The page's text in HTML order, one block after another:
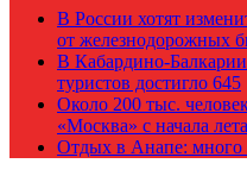
В России хотят
от железнодорожных
В Кабардино-
туристов достигло 645
Около 200 тыс.
«Москва» с начала лета
Отдых в Анапе: много